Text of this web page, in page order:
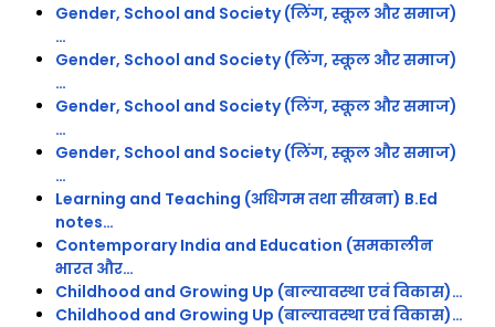
Gender, School and Society (लिंग, स्कूल और समाज)
…
Gender, School and Society (लिंग, स्कूल और समाज)
…
Gender, School and Society (लिंग, स्कूल और समाज)
…
Gender, School and Society (लिंग, स्कूल और समाज)
…
Learning and Teaching (अधिगम तथा सीखना) B.Ed
notes…
Contemporary India and Education (समकालीन
भारत और…
Childhood and Growing Up (बाल्यावस्था एवं विकास)…
Childhood and Growing Up (बाल्यावस्था एवं विकास)…